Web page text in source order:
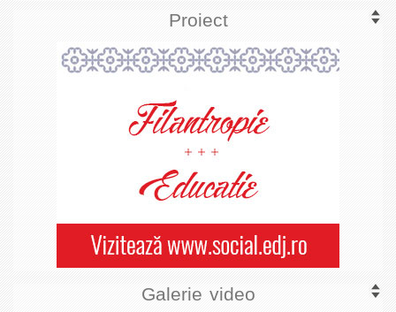
Proiect
Galerie video